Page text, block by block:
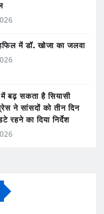
में डॉ. खोजा का जलवा
बढ़ सकता है सियासी
ने सांसदों को तीन दिन
का दिया निर्देश